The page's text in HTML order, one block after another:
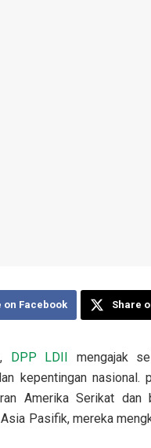
on Facebook Share
DPP LDII
mengajak
kepentingan nasional.
Amerika Serikat dan
Pasifik, mereka